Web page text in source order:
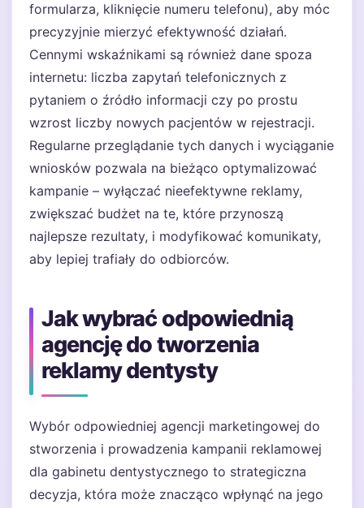
formularza, kliknięcie numeru telefonu), aby móc
precyzyjnie mierzyć efektywność działań.
Cennymi wskaźnikami są również dane spoza
internetu: liczba zapytań telefonicznych z
pytaniem o źródło informacji czy po prostu
wzrost liczby nowych pacjentów w rejestracji.
Regularne przeglądanie tych danych i wyciąganie
wniosków pozwala na bieżąco optymalizować
kampanie – wyłączać nieefektywne reklamy,
zwiększać budżet na te, które przynoszą
najlepsze rezultaty, i modyfikować komunikaty,
aby lepiej trafiały do odbiorców.
Jak wybrać odpowiednią
agencję do tworzenia
reklamy dentysty
Wybór odpowiedniej agencji marketingowej do
stworzenia i prowadzenia kampanii reklamowej
dla gabinetu dentystycznego to strategiczna
decyzja, która może znacząco wpłynąć na jego